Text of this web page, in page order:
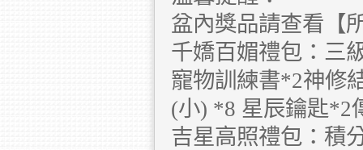
盆內獎品請查看【
千嬌百媚禮包：三
寵物訓練書*2神修
(小) *8 星辰鑰匙*2
吉星高照禮包：積